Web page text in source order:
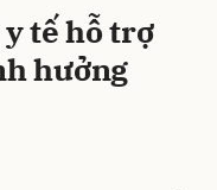
tế hỗ trợ
hưởng